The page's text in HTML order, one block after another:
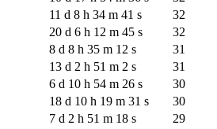
11 d 8 h 34 m 41 s
32
20 d 6 h 12 m 45 s
32
8 d 8 h 35 m 12 s
31
13 d 2 h 51 m 2 s
31
6 d 10 h 54 m 26 s
30
18 d 10 h 19 m 31 s
30
7 d 2 h 51 m 18 s
29